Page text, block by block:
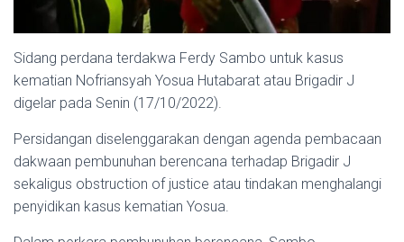
Sidang perdana terdakwa Ferdy Sambo untuk kasus
kematian Nofriansyah Yosua Hutabarat atau Brigadir J
digelar pada Senin (17/10/2022).
Persidangan diselenggarakan dengan agenda pembacaan
dakwaan pembunuhan berencana terhadap Brigadir J
sekaligus obstruction of justice atau tindakan menghalangi
penyidikan kasus kematian Yosua.